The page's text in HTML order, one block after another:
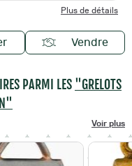
Plus de détails
Vendre
PARMI LES "GRELOTS
Voir plus